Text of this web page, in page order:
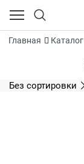
Главная Каталог
Без сортировки